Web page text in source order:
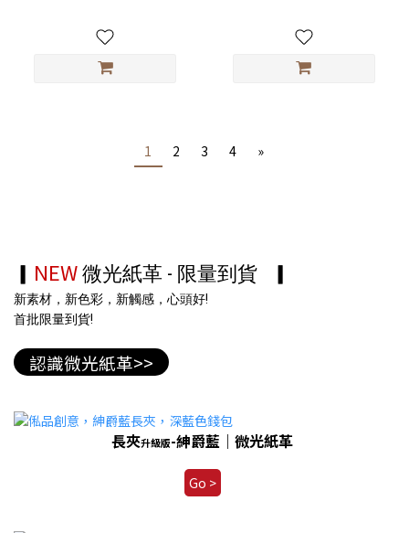
1 2 3 4 »
NEW 微光紙革 - 限量到貨
新素材，新色彩，新觸感，心頭好!
首批限量到貨!
長夾升級版-紳爵藍｜微光紙革
Go >